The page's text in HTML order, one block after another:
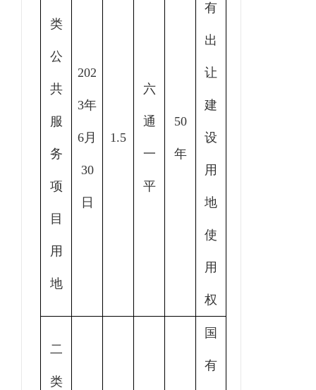
类
公
共
服
务
项
目
用
地
202
3年
6月
30
日
1.5
六
通
一
平
50
年
有
出
让
建
设
用
地
使
用
权
二
类
国
有